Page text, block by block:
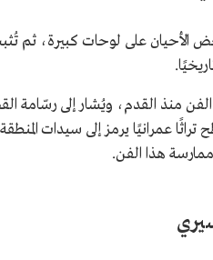
على لوحات كبيرة، ثم
منذ القدم، ويُشار إلى رسّامة
تراثًا عمرانيًا يرمز إلى سيدات
هذا الفن.